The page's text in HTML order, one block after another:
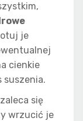
je
cienkie
suszenia.
się
wrzucić je